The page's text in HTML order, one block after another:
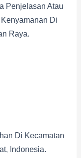
Penjelasan Atau
Di
Raya.
Di Kecamatan
Indonesia.